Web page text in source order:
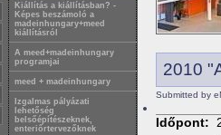
Kiállítás a kiállításban? -
Képes beszámoló a
madeinhungary+meed
kiállításról
A meed+madeinhungary
programjai
meed + madeinhungary
Izgalmas pályázati
lehetőség
belsőépítészeknek,
enteriőrtervezőknek
2010
Submitted by
Időpont: